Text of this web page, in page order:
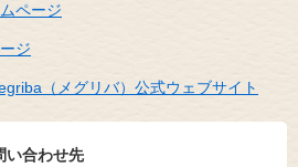
ページ
ジ
（メグリバ）公式ウェブサイト
い合わせ先